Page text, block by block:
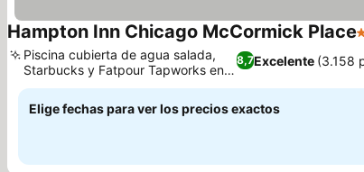
Hampton Inn Chicago McCormick Place
8,7Excelente (3.158
Piscina cubierta de agua salada,
Starbucks y Fatpour Tapworks en
el hotel
Elige fechas para ver los precios exactos